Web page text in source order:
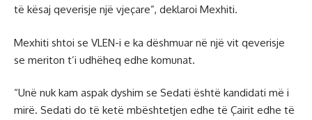
të kësaj qeverisje një vjeçare”, deklaroi Mexhiti.
Mexhiti shtoi se VLEN-i e ka dëshmuar në një vit qeverisje
se meriton t’i udhëheq edhe komunat.
“Unë nuk kam aspak dyshim se Sedati është kandidati më i
mirë. Sedati do të ketë mbështetjen edhe të Çairit edhe të